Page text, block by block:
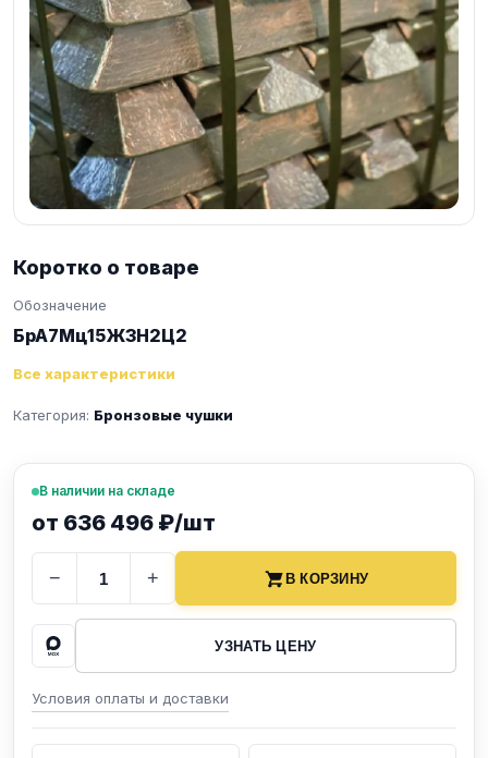
Коротко о товаре
Обозначение
БрА7Мц15Ж3Н2Ц2
Все характеристики
Категория: Бронзовые чушки
В наличии на складе
от 636 496 ₽/шт
− + В КОРЗИНУ
УЗНАТЬ ЦЕНУ
Условия оплаты и доставки